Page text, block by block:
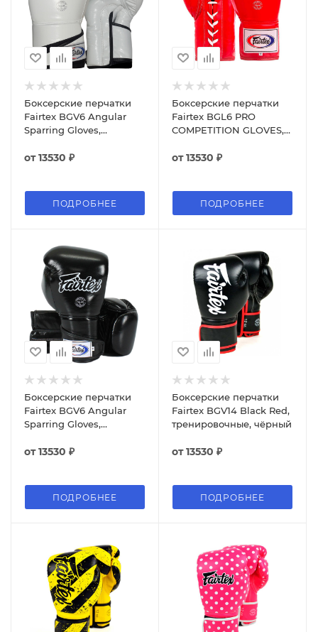
Боксерские перчатки
Fairtex BGV6 Angular
Sparring Gloves,
от13530 ₽
ПОДРОБНЕЕ
Боксерские перчатки
Fairtex BGL6 PRO
COMPETITION GLOVES,
красный
от13530 ₽
ПОДРОБНЕЕ
Боксерские перчатки
Fairtex BGV6 Angular
Sparring Gloves,
от13530 ₽
ПОДРОБНЕЕ
Боксерские перчатки
Fairtex BGV14 Black Red,
тренировочные, чёрный
от13530 ₽
ПОДРОБНЕЕ